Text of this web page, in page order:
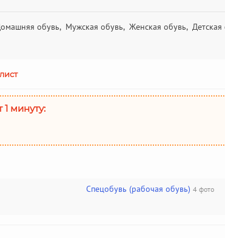
обувь, Мужская обувь, Женская обувь, Детская
1 минуту:
Спецобувь (рабочая обувь) 4 фото